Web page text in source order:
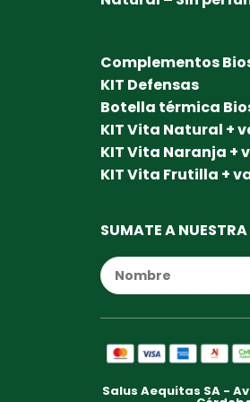
Complementos
KIT Defensas
Botella térmica
KIT Vita Natural +
KIT Vita Naranja +
KIT Vita Frutilla +
SUMATE A
Salus Aequitas SA -